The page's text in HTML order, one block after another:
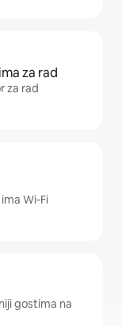
za rad
za rad
Wi-Fi
gostima na